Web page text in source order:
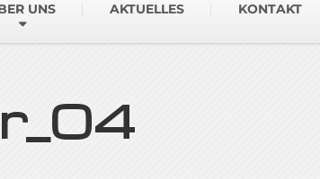
UNS AKTUELLES KONTAKT